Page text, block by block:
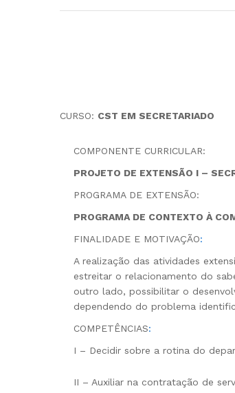
CURSO: CST EM SECRETARIADO
COMPONENTE CURRICULAR:
PROJETO DE EXTENSÃO I –
PROGRAMA DE EXTENSÃO:
PROGRAMA DE CONTEXTO À
FINALIDADE E MOTIVAÇÃO:
A realização das atividades
estreitar o relacionamento do
outro lado, possibilitar o
dependendo do problema
COMPETÊNCIAS:
I – Decidir sobre a rotina do
II – Auxiliar na contratação de